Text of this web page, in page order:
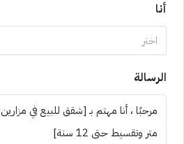
أنا
اختر
الرسالة